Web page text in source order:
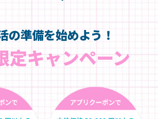
の準備を始めよう！
定キャンペーン